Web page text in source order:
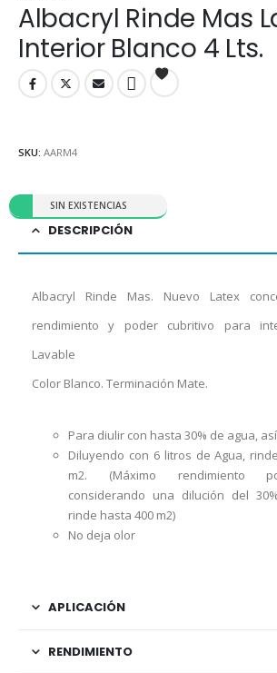
Albacryl Rinde Mas
Interior Blanco 4 Lts.
SIN EXISTENCIAS
SKU: AARM4
DESCRIPCIÓN
Albacryl Rinde Mas. Nuevo Latex
rendimiento y poder cubritivo para
Lavable
Color Blanco. Terminación Mate.
Para diulir con hasta 30% de agua,
Diluyendo con 6 litros de Agua,
m2. (Máximo rendimiento
considerando una dilución del
rinde hasta 400 m2)
No deja olor
APLICACIÓN
RENDIMIENTO